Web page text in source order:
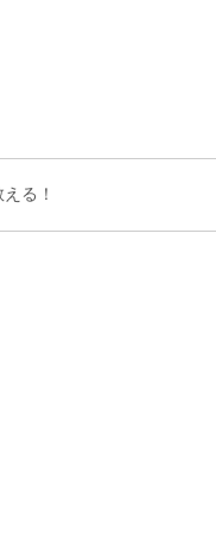
る！